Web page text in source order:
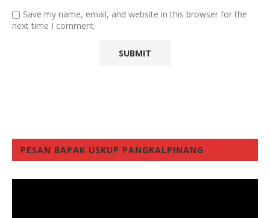
Save my name, email, and website in this browser for the
next time I comment.
PESAN BAPAK USKUP PANGKALPINANG